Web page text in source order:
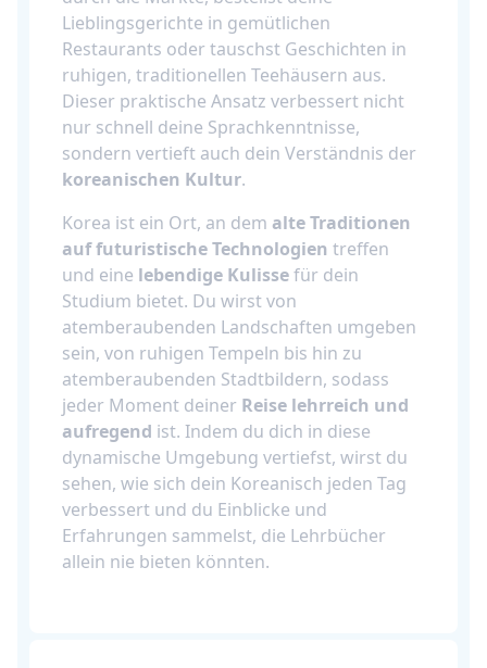
Lieblingsgerichte in gemütlichen
Restaurants oder tauschst Geschichten in
ruhigen, traditionellen Teehäusern aus.
Dieser praktische Ansatz verbessert nicht
nur schnell deine Sprachkenntnisse,
sondern vertieft auch dein Verständnis der
koreanischen Kultur.
Korea ist ein Ort, an dem alte Traditionen
auf futuristische Technologien treffen
und eine lebendige Kulissefür dein
Studium bietet. Du wirst von
atemberaubenden Landschaften umgeben
sein, von ruhigen Tempeln bis hin zu
atemberaubenden Stadtbildern, sodass
jeder Moment deiner Reise lehrreich und
aufregend ist. Indem du dich in diese
dynamische Umgebung vertiefst, wirst du
sehen, wie sich dein Koreanisch jeden Tag
verbessert und du Einblicke und
Erfahrungen sammelst, die Lehrbücher
allein nie bieten könnten.